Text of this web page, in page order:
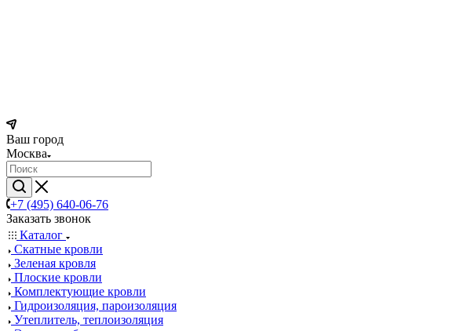
Ваш город
Москва
+7 (495) 640-06-76
Заказать звонок
Каталог
Скатные кровли
Зеленая кровля
Плоские кровли
Комплектующие кровли
Гидроизоляция, пароизоляция
Утеплитель, теплоизоляция